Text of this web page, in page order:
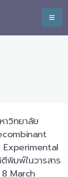
วิทยาลัย
Experimental
พิมพ์ในวารสาร
March